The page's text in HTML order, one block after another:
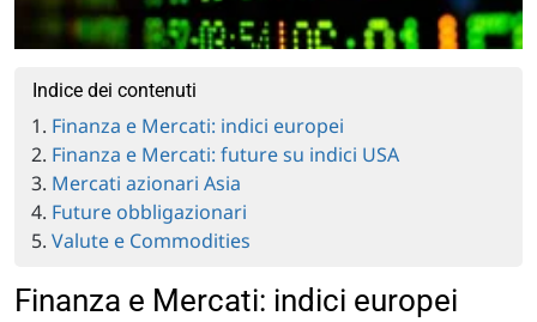
Indice dei contenuti
Finanza e Mercati: indici europei
Finanza e Mercati: future su indici USA
Mercati azionari Asia
Future obbligazionari
Valute e Commodities
Finanza e Mercati: indici europei